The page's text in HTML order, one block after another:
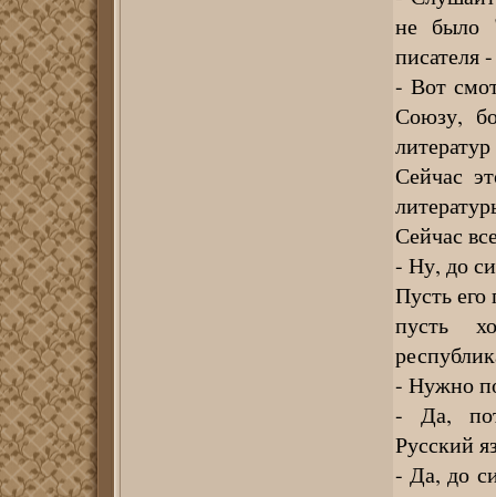
не было
писателя
- Вот
Союзу,
Сейчас
Сейчас
- Ну, до
Пусть
пусть
- Нужно
- Да,
Русский
- Да, до